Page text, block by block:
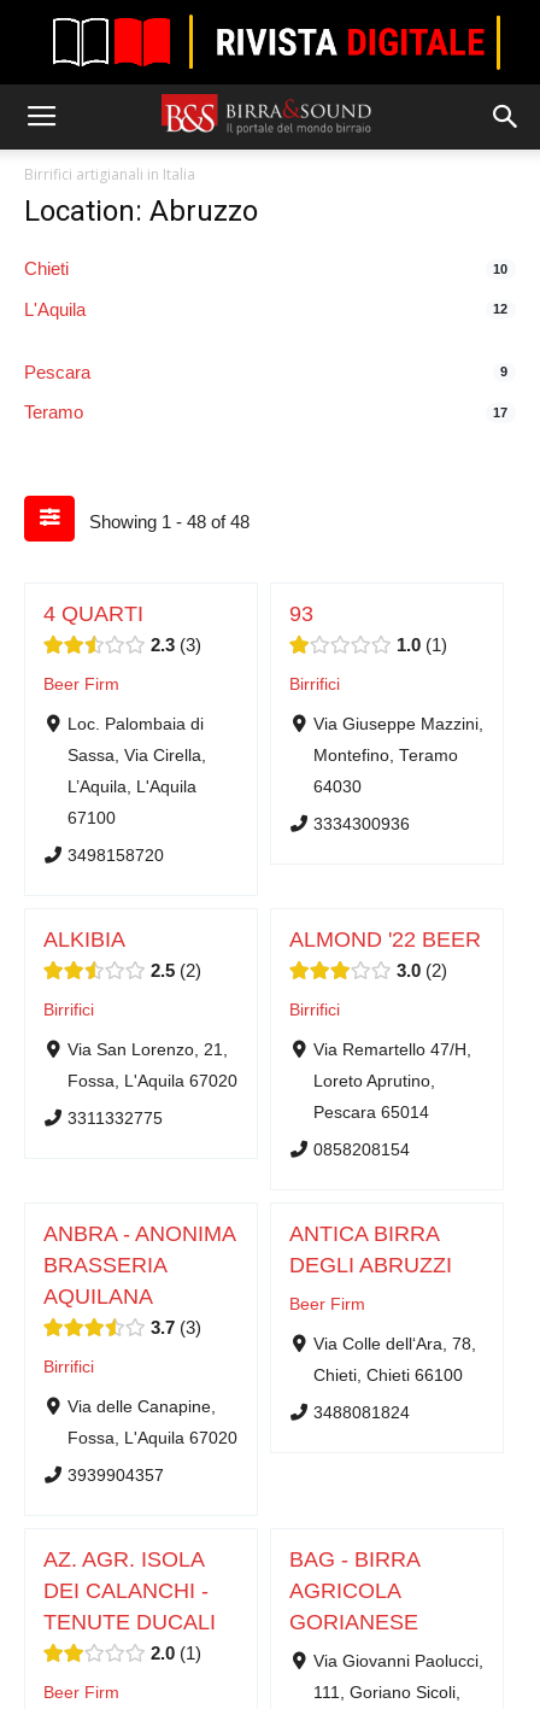
Birrifici artigianali in Italia
Location: Abruzzo
Chieti 10
L'Aquila 12
Pescara 9
Teramo 17
Showing 1 - 48 of 48
4 QUARTI
2.3 3
Beer Firm
Loc. Palombaia di
Sassa, Via Cirella,
L’Aquila, L'Aquila
67100
3498158720
93
1.0 1
Birrifici
Via Giuseppe Mazzini,
Montefino, Teramo
64030
3334300936
ALKIBIA
2.5 2
Birrifici
Via San Lorenzo, 21,
Fossa, L'Aquila 67020
3311332775
ALMOND '22 BEER
3.0 2
Birrifici
Via Remartello 47/H,
Loreto Aprutino,
Pescara 65014
0858208154
ANBRA - ANONIMA
BRASSERIA
AQUILANA
3.7 3
Birrifici
Via delle Canapine,
Fossa, L'Aquila 67020
3939904357
ANTICA BIRRA
DEGLI ABRUZZI
Beer Firm
Via Colle dell‘Ara, 78,
Chieti, Chieti 66100
3488081824
AZ. AGR. ISOLA
DEI CALANCHI -
TENUTE DUCALI
2.0 1
Beer Firm
BAG - BIRRA
AGRICOLA
GORIANESE
Via Giovanni Paolucci,
111, Goriano Sicoli,